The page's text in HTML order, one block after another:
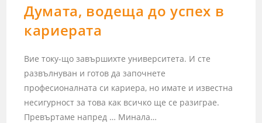
Думата, водеща до успех в
кариерата
Вие току-що завършихте университета. И сте
развълнуван и готов да започнете
професионалната си кариера, но имате и известна
несигурност за това как всичко ще се разиграе.
Превъртаме напред … Минала…